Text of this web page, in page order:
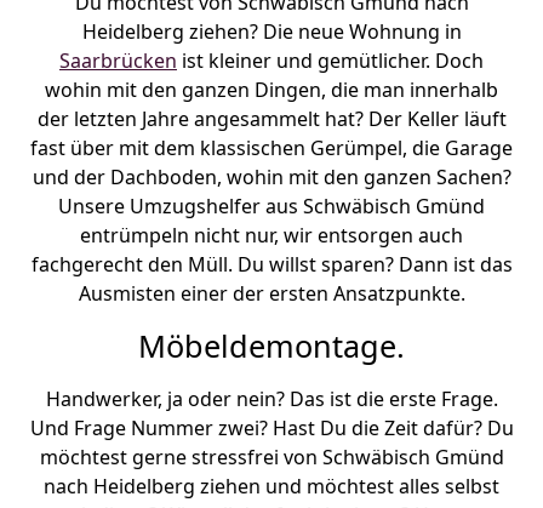
Heidelberg ziehen? Die neue Wohnung in
Saarbrücken ist kleiner und gemütlicher. Doch
wohin mit den ganzen Dingen, die man innerhalb
der letzten Jahre angesammelt hat? Der Keller läuft
fast über mit dem klassischen Gerümpel, die Garage
und der Dachboden, wohin mit den ganzen Sachen?
Unsere Umzugshelfer aus Schwäbisch Gmünd
entrümpeln nicht nur, wir entsorgen auch
fachgerecht den Müll. Du willst sparen? Dann ist das
Ausmisten einer der ersten Ansatzpunkte.
Möbeldemontage.
Handwerker, ja oder nein? Das ist die erste Frage.
Und Frage Nummer zwei? Hast Du die Zeit dafür? Du
möchtest gerne stressfrei von Schwäbisch Gmünd
nach Heidelberg ziehen und möchtest alles selbst